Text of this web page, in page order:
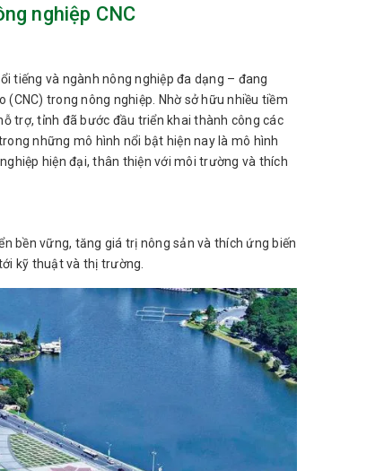
nghiệp CNC
tiếng và ngành nông nghiệp đa dạng – đang
trong nông nghiệp. Nhờ sở hữu nhiều tiềm
trợ, tỉnh đã bước đầu triển khai thành công các
những mô hình nổi bật hiện nay là mô hình
hiện đại, thân thiện với môi trường và thích
bền vững, tăng giá trị nông sản và thích ứng biến
kỹ thuật và thị trường.